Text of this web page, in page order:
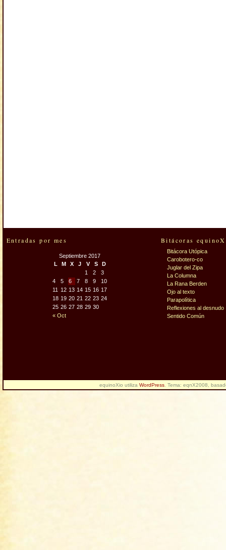
Entradas por mes
Septiembre 2017
L
M X J V S D
« Oct
1 2
3
4
5 6 7 8 9
10
11
12 13 14 15 16 17
18 19 20 21 22 23 24
25 26 27 28 29 30
Bitácoras
Bitácora Utópica
Carobotero-co
Juglar del Zipa
La Columna
La Rana Berden
Ojo al texto
Parapolítica
Reflexiones al desnudo
Sentido Común
equinoXio utiliza WordPress . Tema: eqnX2008,